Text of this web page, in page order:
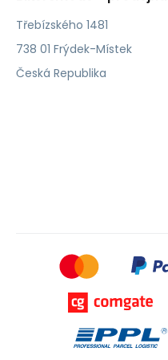
Třebízského 1481
738 01 Frýdek-Místek
Česká Republika